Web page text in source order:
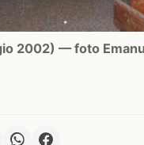
2002) — foto